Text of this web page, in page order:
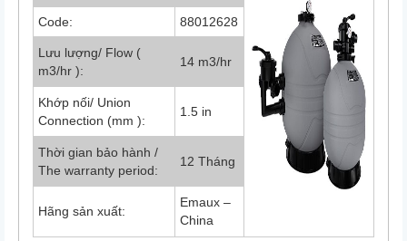
Code: 88012628
Lưu lượng/ Flow (
m3/hr ):
14 m3/hr
Khớp nối/ Union
Connection (mm ):
1.5 in
Thời gian bảo hành /
The warranty period:
12 Tháng
Hãng sản xuất:
Emaux –
China